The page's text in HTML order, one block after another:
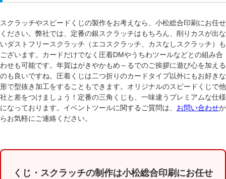
スクラッチやスピードくじの製作をお考えなら、小松総合印刷にお任せ
ください。弊社では、定番の銀スクラッチはもちろん、削りカスが出な
いダストフリースクラッチ（エコスクラッチ、カスなしスクラッチ）も
ございます。カードだけでなく圧着DMやうちわツールなどとの組み合
わせも可能です。年賀はがきやかもめ～るでのご挨拶に遊び心を加える
のも良いですね。 圧着くじは二つ折りのカードタイプ以外にもお好きな
形で型抜き加工をすることもできます。オリジナルのスピードくじで他
社と差をつけましょう！定番の三角くじも、一味違うプレミアムな仕様
になっております。 イベントツールに関するご質問は、 お問い合わせか
らお気軽にご連絡ください。
くじ・スクラッチの制作は小松総合印刷にお任せ